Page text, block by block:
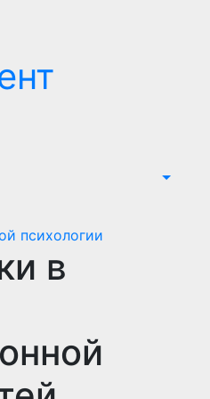
психологии
в